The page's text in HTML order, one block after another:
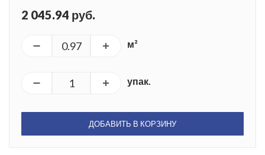
2 045.94 руб.
м²
упак.
ДОБАВИТЬ В КОРЗИНУ